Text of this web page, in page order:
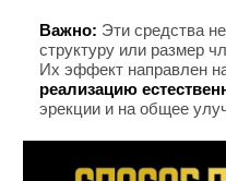
Важно: Эти средства
структуру или размер
Их эффект направлен
реализацию
эрекции и на общее